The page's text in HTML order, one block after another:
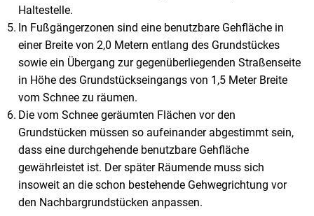
Haltestelle.
In Fußgängerzonen sind eine benutzbare Gehfläche in
einer Breite von 2,0 Metern entlang des Grundstückes
sowie ein Übergang zur gegenüberliegenden Straßenseite
in Höhe des Grundstückseingangs von 1,5 Meter Breite
vom Schnee zu räumen.
Die vom Schnee geräumten Flächen vor den
Grundstücken müssen so aufeinander abgestimmt sein,
dass eine durchgehende benutzbare Gehfläche
gewährleistet ist. Der später Räumende muss sich
insoweit an die schon bestehende Gehwegrichtung vor
den Nachbargrundstücken anpassen.